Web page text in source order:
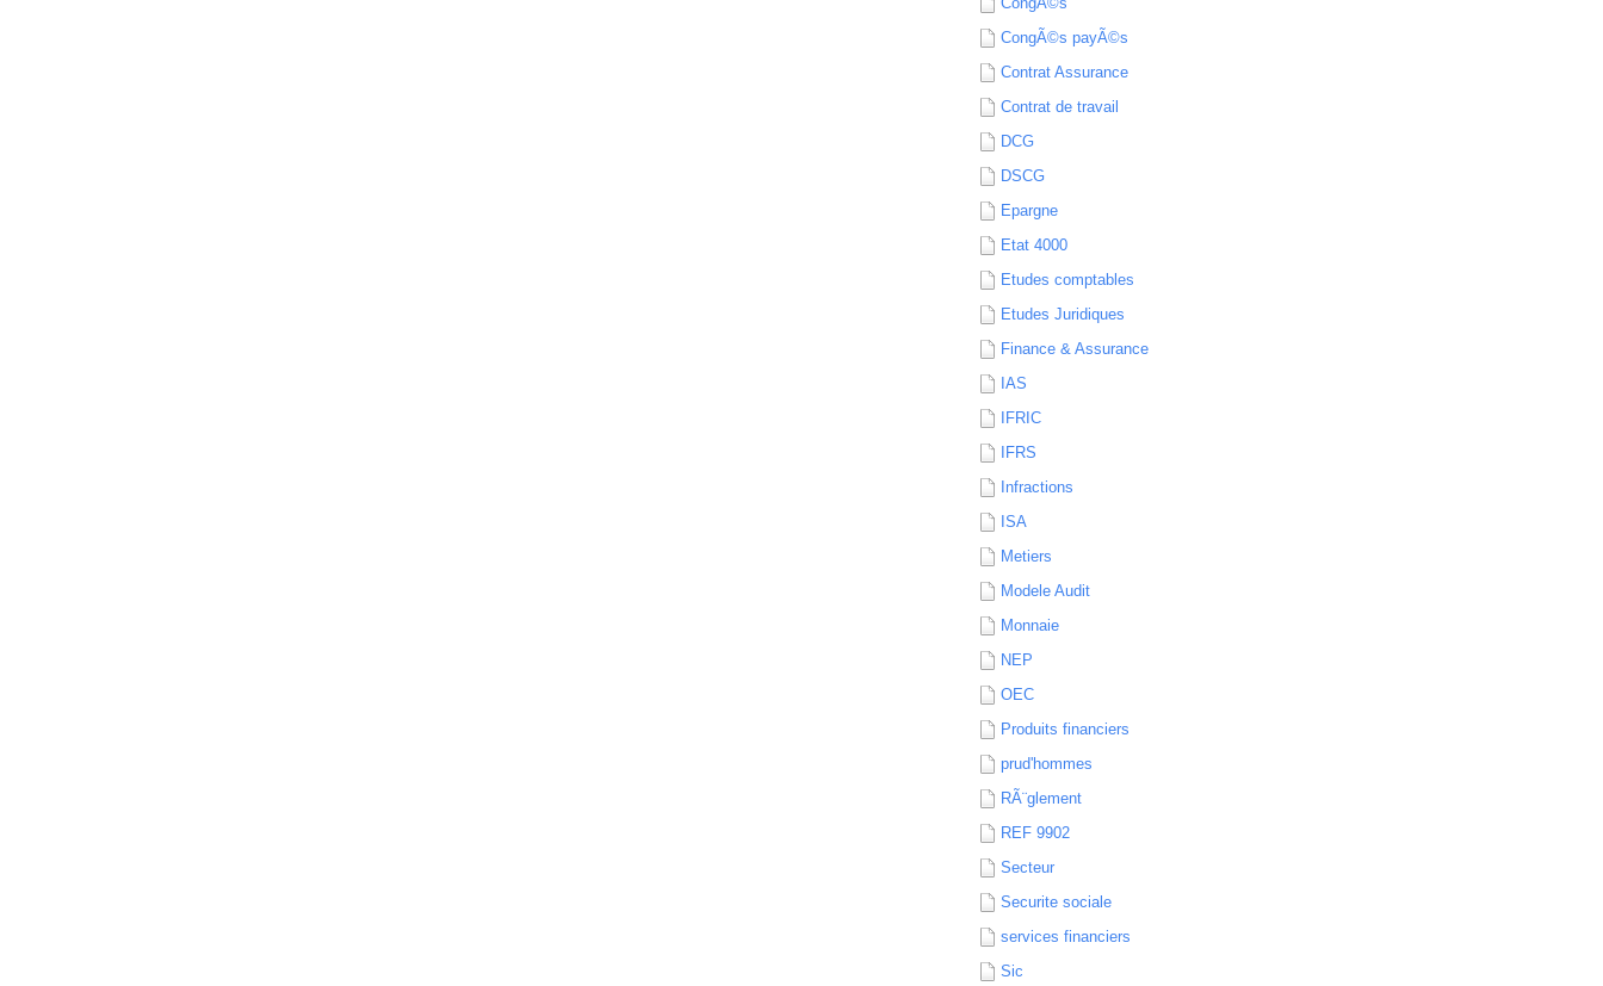
CongÃ©s payÃ©s
Contrat Assurance
Contrat de travail
DCG
DSCG
Epargne
Etat 4000
Etudes comptables
Etudes Juridiques
Finance & Assurance
IAS
IFRIC
IFRS
Infractions
ISA
Metiers
Modele Audit
Monnaie
NEP
OEC
Produits financiers
prud'hommes
RÃ¨glement
REF 9902
Secteur
Securite sociale
services financiers
Sic